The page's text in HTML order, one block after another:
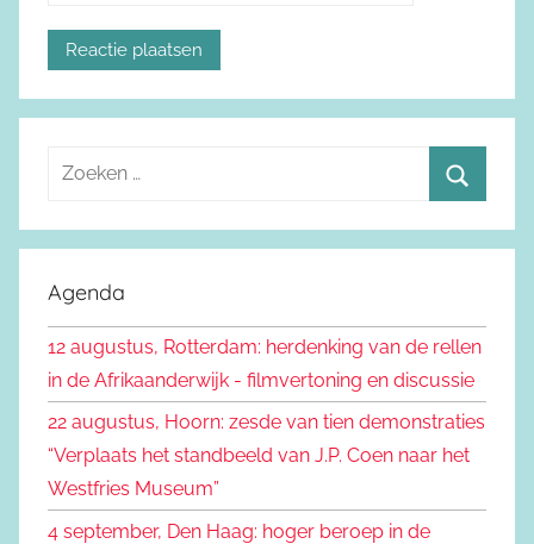
e
e
n
a
:
o
e
n
Agenda
12 augustus, Rotterdam: herdenking van de rellen
in de Afrikaanderwijk - filmvertoning en discussie
22 augustus, Hoorn: zesde van tien demonstraties
“Verplaats het standbeeld van J.P. Coen naar het
Westfries Museum”
4 september, Den Haag: hoger beroep in de